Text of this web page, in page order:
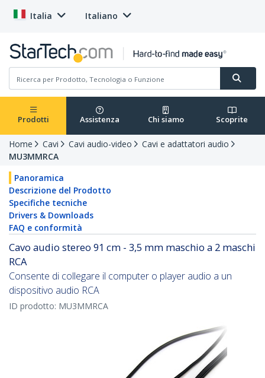
Italia Italiano
Prodotti Assistenza Chi siamo Scoprite
Home Cavi Cavi audio-video
Cavi e adattatori audio
MU3MMRCA
Panoramica
Descrizione del Prodotto
Specifiche tecniche
Drivers & Downloads
FAQ e conformità
Cavo audio stereo 91 cm - 3,5 mm maschio a 2 maschi
RCA
Consente di collegare il computer o player audio a un
dispositivo audio RCA
ID prodotto: MU3MMRCA